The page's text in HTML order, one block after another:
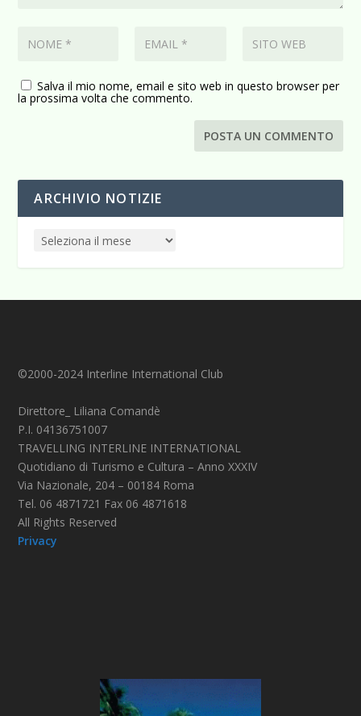
Salva il mio nome, email e sito web in questo browser per
la prossima volta che commento.
ARCHIVIO NOTIZIE
©2000-2024 Interline International Club
Direttore_ Liliana Comandè
P.I. 04136751007
TRAVELLING INTERLINE INTERNATIONAL
Quotidiano di Turismo e Cultura – Anno XXXIV
Via Nazionale, 204 – 00184 Roma
Tel. 06 4871721 Fax 06 4871618
All Rights Reserved
Privacy